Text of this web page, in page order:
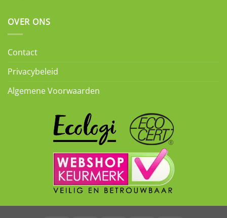
OVER ONS
Contact
Privacybeleid
Algemene Voorwaarden